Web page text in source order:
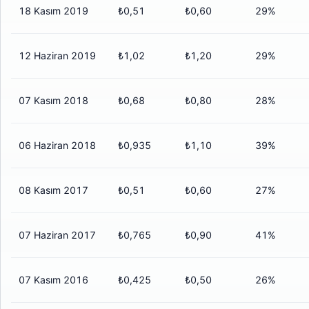
18 Kasım 2019 ₺0,51 ₺0,60 29%
12 Haziran 2019 ₺1,02 ₺1,20 29%
07 Kasım 2018 ₺0,68 ₺0,80 28%
06 Haziran 2018 ₺0,935 ₺1,10 39%
08 Kasım 2017 ₺0,51 ₺0,60 27%
07 Haziran 2017 ₺0,765 ₺0,90 41%
07 Kasım 2016 ₺0,425 ₺0,50 26%